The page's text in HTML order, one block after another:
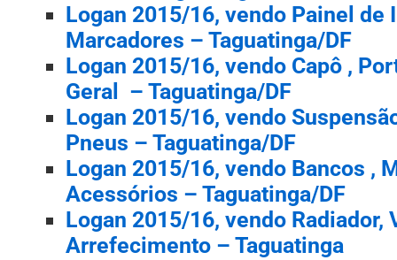
Logan 2015/16, vendo Painel de
Marcadores – Taguatinga/DF
Logan 2015/16, vendo Capô ,
Geral – Taguatinga/DF
Logan 2015/16, vendo
Pneus – Taguatinga/DF
Logan 2015/16, vendo Bancos ,
Acessórios – Taguatinga/DF
Logan 2015/16, vendo Radiador,
Arrefecimento – Taguatinga